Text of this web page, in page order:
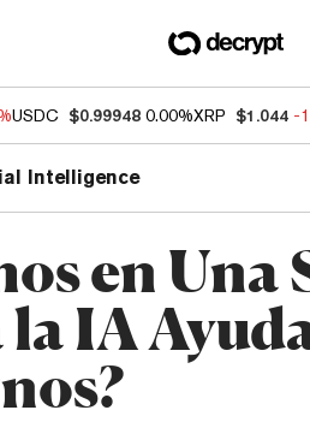
USDC $0.99948 0.00%XRP $1.044 -
Intelligence
en Una
IA